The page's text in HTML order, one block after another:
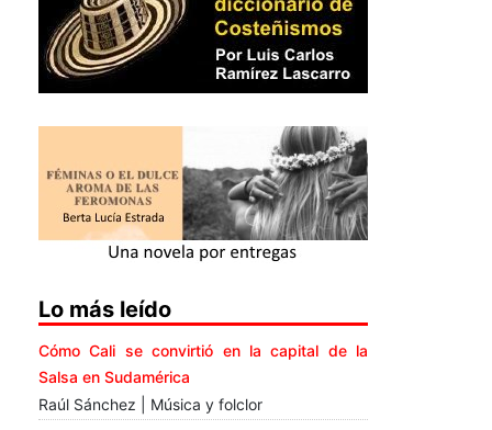
Lo más leído
Cómo Cali se convirtió en la capital de la
Salsa en Sudamérica
Raúl Sánchez | Música y folclor